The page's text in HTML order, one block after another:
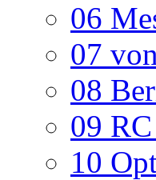
06
07
08
09
10